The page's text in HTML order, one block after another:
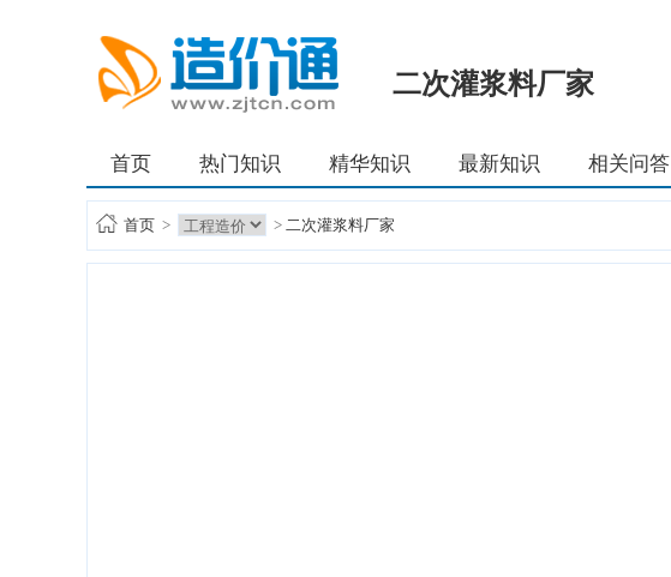
二次灌浆料厂家
首页 热门知识 精华知识 最新知识 相关问答
首页 > > 二次灌浆料厂家